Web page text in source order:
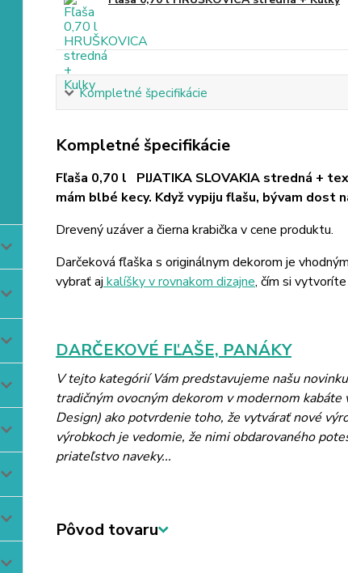
Kompletné špecifikácie
Kompletné špecifikácie
Fľaša 0,70 l PIJATIKA SLOVAKIA stredná +
mám blbé kecy. Když vypiju flašu, bývam dost
Drevený uzáver a čierna krabička v cene produktu.
Darčeková fľaška s originálnym dekorom je
vybrať aj kalíšky v rovnakom dizajne, čím si
DARČEKOVÉ FĽAŠE, PANÁKY
V tejto kategórií Vám predstavujeme našu
tradičným ovocným dekorom v modernom
Design) ako potvrdenie toho, že vytvárať nové
výrobkoch je vedomie, že nimi obdarovaného
priateľstvo naveky...
Pôvod tovaru